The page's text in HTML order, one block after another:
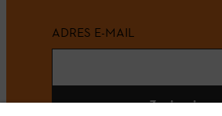
ADRES E-MAIL
Zapisz się